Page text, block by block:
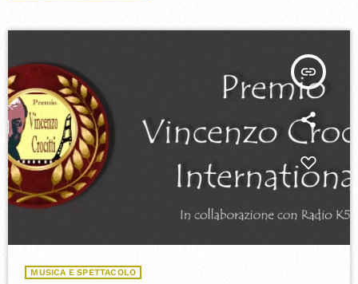
insert_link
MUSICA E SPETTACOLO